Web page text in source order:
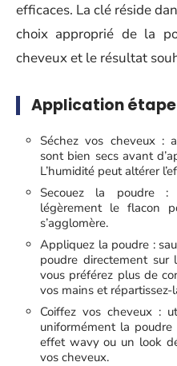
efficaces. La clé réside
choix approprié de la
cheveux et le résultat
Application
Séchez vos cheveux :
sont bien secs avant
L’humidité peut altérer
Secouez la poudre :
légèrement le flacon
s’agglomère.
Appliquez la poudre :
poudre directement sur
vous préférez plus de
vos mains et
Coiffez vos cheveux :
uniformément la
effet wavy ou un look
vos cheveux.